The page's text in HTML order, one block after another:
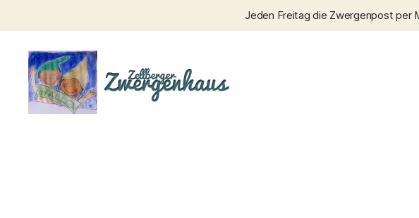
Jeden Freitag die Zwergenpost per